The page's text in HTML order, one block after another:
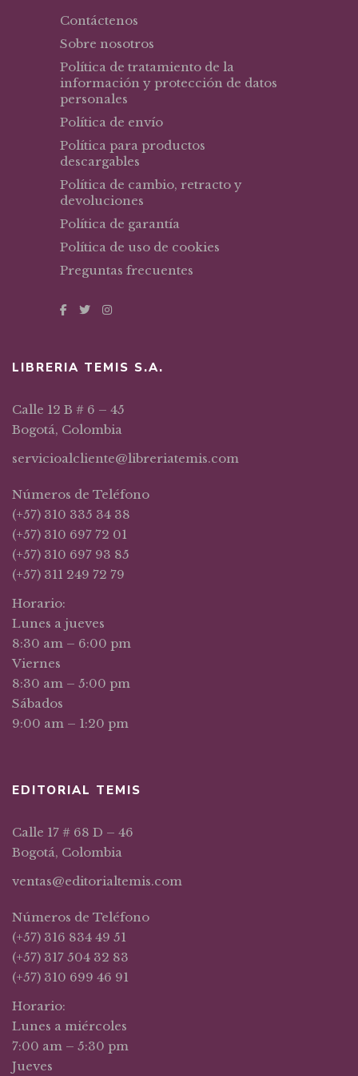
Contáctenos
Sobre nosotros
Política de tratamiento de la
información y protección de datos
personales
Política de envío
Política para productos
descargables
Política de cambio, retracto y
devoluciones
Política de garantía
Política de uso de cookies
Preguntas frecuentes
LIBRERIA TEMIS S.A.
Calle 12 B # 6 – 45
Bogotá, Colombia
servicioalcliente@libreriatemis.com
Números de Teléfono
(+57) 310 335 34 38
(+57) 310 697 72 01
(+57) 310 697 93 85
(+57) 311 249 72 79
Horario:
Lunes a jueves
8:30 am – 6:00 pm
Viernes
8:30 am – 5:00 pm
Sábados
9:00 am – 1:20 pm
EDITORIAL TEMIS
Calle 17 # 68 D – 46
Bogotá, Colombia
ventas@editorialtemis.com
Números de Teléfono
(+57) 316 834 49 51
(+57) 317 504 32 83
(+57) 310 699 46 91
Horario:
Lunes a miércoles
7:00 am – 5:30 pm
Jueves